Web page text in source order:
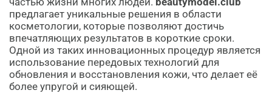
предлагает уникальные решения в области
косметологии, которые позволяют достичь
впечатляющих результатов в короткие сроки.
Одной из таких инновационных процедур является
использование передовых технологий для
обновления и восстановления кожи, что делает её
более упругой и сияющей.